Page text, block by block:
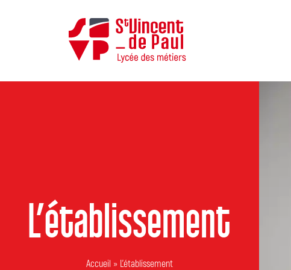
L’établissement
Accueil » L’établissement